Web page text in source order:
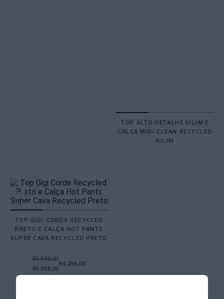
TOP ALTO DETALHE KILIM E
CALÇA MIDI CLEAN RECYCLED
KILIM
- -
TOP GIGI CORDA RECYCLED
PRETO E CALÇA HOT PANTS
SUPER CAVA RECYCLED PRETO
R$ 598,00
R$ 358,00
R$ 298,00